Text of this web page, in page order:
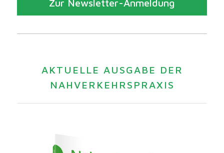
Zur Newsletter-Anmeldung
AKTUELLE AUSGABE DER
NAHVERKEHRSPRAXIS